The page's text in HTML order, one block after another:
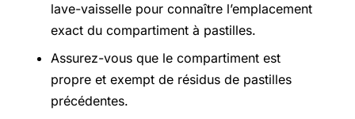
lave-vaisselle pour connaître l’emplacement
exact du compartiment à pastilles.
Assurez-vous que le compartiment est
propre et exempt de résidus de pastilles
précédentes.